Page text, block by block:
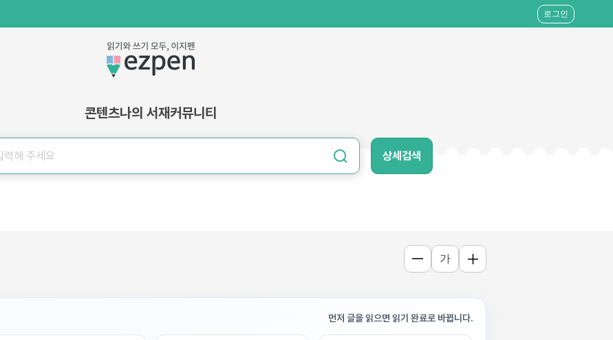
로그인
콘텐츠나의 서재커뮤니티
상세검색
가
먼저 글을 읽으면 읽기 완료로 바뀝니다.